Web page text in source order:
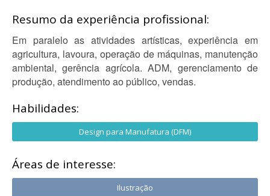
Resumo da experiência profissional:
Em paralelo as atividades artísticas, experiência em
agricultura, lavoura, operação de máquinas, manutenção
ambiental, gerência agrícola. ADM, gerenciamento de
produção, atendimento ao público, vendas.
Habilidades:
Design para Manufatura (DFM)
Áreas de interesse:
Ilustração